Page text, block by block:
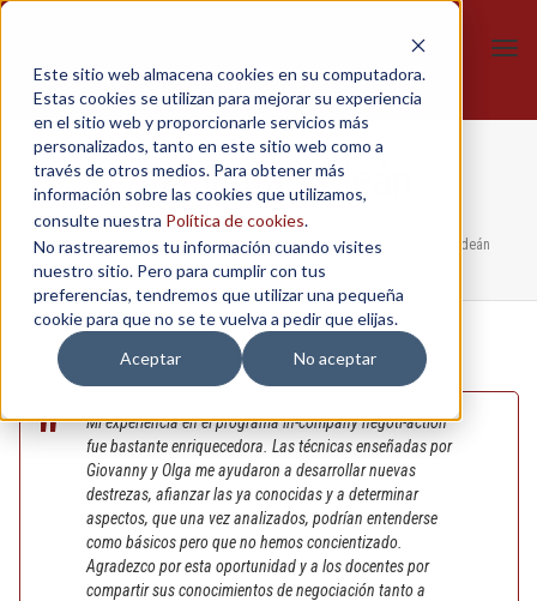
Este sitio web almacena cookies en su computadora.
Estas cookies se utilizan para mejorar su experiencia
en el sitio web y proporcionarle servicios más
personalizados, tanto en este sitio web como a
través de otros medios. Para obtener más
información sobre las cookies que utilizamos,
consulte nuestra Política de cookies.
No rastrearemos tu información cuando visites
nuestro sitio. Pero para cumplir con tus
preferencias, tendremos que utilizar una pequeña
cookie para que no se te vuelva a pedir que elijas.
Aceptar
No aceptar
Alejandra Aldeán
Home / In-Company / Negoti-action - Alianza del Valle / Alejandra Aldeán
Mi experiencia en el programa in-company negoti-action
fue bastante enriquecedora. Las técnicas enseñadas por
Giovanny y Olga me ayudaron a desarrollar nuevas
destrezas, afianzar las ya conocidas y a determinar
aspectos, que una vez analizados, podrían entenderse
como básicos pero que no hemos concientizado.
Agradezco por esta oportunidad y a los docentes por
compartir sus conocimientos de negociación tanto a